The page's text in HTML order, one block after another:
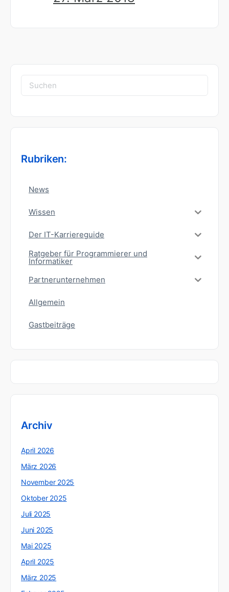
Suchen
nach:
Rubriken:
News
Wissen
Der IT-Karriereguide
Ratgeber für Programmierer und
Informatiker
Partnerunternehmen
Allgemein
Gastbeiträge
Archiv
April 2026
März 2026
November 2025
Oktober 2025
Juli 2025
Juni 2025
Mai 2025
April 2025
März 2025